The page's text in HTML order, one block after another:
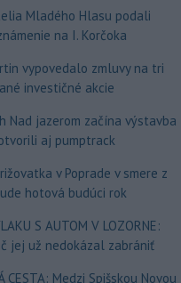
Mladého Hlasu podali
na I. Korčoka
vypovedalo zmluvy na tri
investičné akcie
Nad jazerom začína výstavba
aj pumptrack
v Poprade v smere z
hotová budúci rok
S AUTOM V LOZORNE:
jej už nedokázal zabrániť
CESTA: Medzi Spišskou Novou